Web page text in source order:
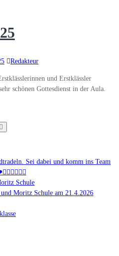
Redakteur
und Erstklässler
schönen Gottesdienst in der Aula.
Search
Sei dabei und komm ins Team
Schule
Moritz Schule am 21.4.2026